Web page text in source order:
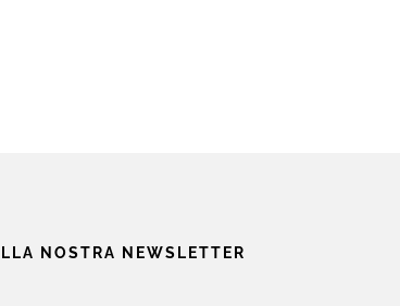
NOSTRA NEWSLETTER